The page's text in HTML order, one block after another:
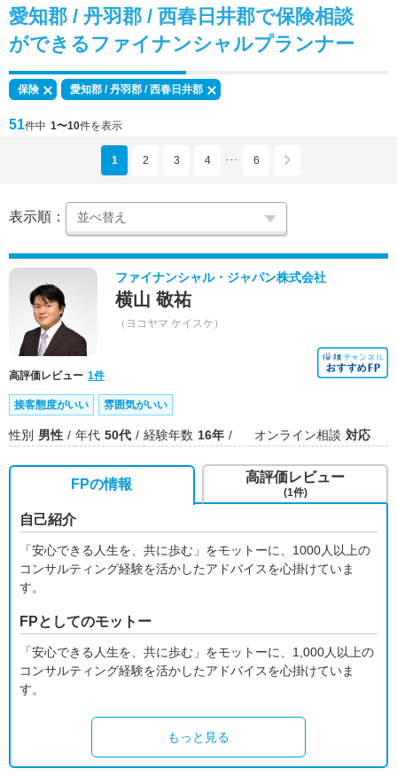
愛知郡 / 丹羽郡 / 西春日井郡で保険相談
ができる ファイナンシャルプランナー
保険 愛知郡 / 丹羽郡 / 西春日井郡
51件中 1〜10件を表示
1 2 3 4 ･･･ 6
表示順：
ファイナンシャル・ジャパン株式会社
横山 敬祐
（ヨコヤマ ケイスケ）
高評価レビュー 1件
接客態度がいい 雰囲気がいい
性別 男性 年代 50代 経験年数 16年 オンライン相談 対応
FPの情報
自己紹介
「安心できる人生を、共に歩む」をモットーに、1000人以上の
コンサルティング経験を活かしたアドバイスを心掛けていま
す。
FPとしてのモットー
「安心できる人生を、共に歩む」をモットーに、1,000人以上の
コンサルティング経験を活かしたアドバイスを心掛けていま
す。
もっと見る
高評価レビュー
(1件)